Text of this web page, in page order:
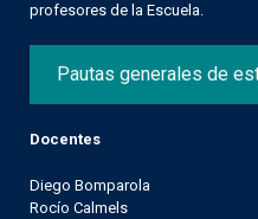
profesores de la Escuela.
Pautas generales de
Docentes
Diego Bomparola
Rocío Calmels